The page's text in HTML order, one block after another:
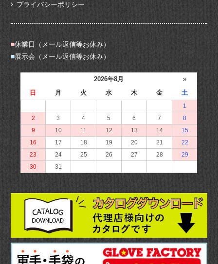
プライバシーポリシー
■休業日（メール返信等お休み）
■展示会（メール返信等お休み）